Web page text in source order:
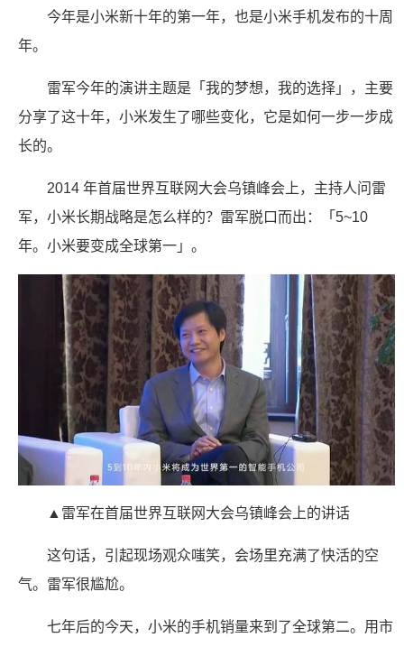
今年是小米新十年的第一年，也是小米手机发布的十周
年。
雷军今年的演讲主题是「我的梦想，我的选择」，主要
分享了这十年，小米发生了哪些变化，它是如何一步一步成
长的。
2014 年首届世界互联网大会乌镇峰会上，主持人问雷
军，小米长期战略是怎么样的？雷军脱口而出：「5~10
年。小米要变成全球第一」。
▲雷军在首届世界互联网大会乌镇峰会上的讲话
这句话，引起现场观众嗤笑，会场里充满了快活的空
气。雷军很尴尬。
七年后的今天，小米的手机销量来到了全球第二。用市